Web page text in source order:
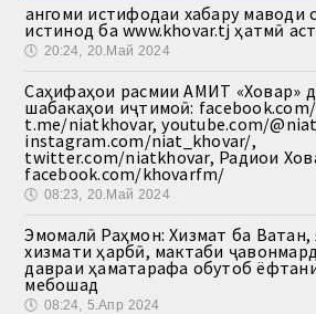
Ҳангоми истифодаи хабару маводи
истинод ба www.khovar.tj ҳатмӣ
🕔 20:24, 20.Май 2024
Саҳифаҳои расмии АМИТ «Ховар»
шабакаҳои иҷтимоӣ:
t.me/niatkhovar, youtube.com/
instagram.com/niat_khovar/,
twitter.com/niatkhovar, Радиои
facebook.com/khovarfm/
🕔 08:23, 20.Май 2024
Эмомалӣ Раҳмон: Хизмат ба Ватан,
хизмати ҳарбӣ, мактаби
давраи ҳаматарафа обутоб
мебошад
🕔 08:24, 5.Апр 2024